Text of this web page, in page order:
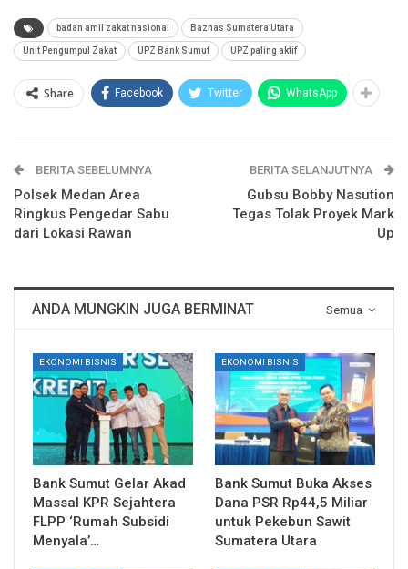
badan amil zakat nasional Baznas Sumatera Utara
Unit Pengumpul Zakat UPZ Bank Sumut UPZ paling aktif
Share Facebook Twitter WhatsApp
BERITA SEBELUMNYA
Polsek Medan Area
Ringkus Pengedar Sabu
dari Lokasi Rawan
BERITA SELANJUTNYA
Gubsu Bobby Nasution
Tegas Tolak Proyek Mark
Up
Semua
ANDA MUNGKIN JUGA BERMINAT
EKONOMI BISNIS
Bank Sumut Gelar Akad
Massal KPR Sejahtera
FLPP ‘Rumah Subsidi
Menyala’…
EKONOMI BISNIS
Bank Sumut Buka Akses
Dana PSR Rp44,5 Miliar
untuk Pekebun Sawit
Sumatera Utara